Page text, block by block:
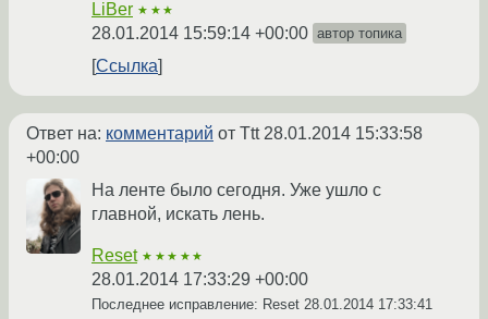
LiBer ★★★
28.01.2014 15:59:14 +00:00 автор топика
Ссылка
Ответ на: комментарий от Ttt28.01.2014 15:33:58
+00:00
На ленте было сегодня. Уже ушло с
главной, искать лень.
Reset ★★★★★
28.01.2014 17:33:29 +00:00
Последнее исправление: Reset 28.01.2014 17:33:41